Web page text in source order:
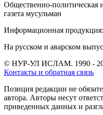
Общественно-политическая
газета мусульман
Информационная продукция:
На русском и аварском
© НУР-УЛ ИСЛАМ. 1990 -
Контакты и обратная связь
Позиция редакции не
автора. Авторы несут
приведенных данных и